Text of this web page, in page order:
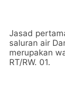
Jasad
saluran air
merupakan
RT/RW. 01.